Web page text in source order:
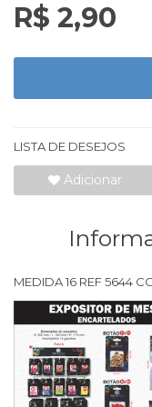
R$ 2,90
LISTA DE DESEJOS
Adicionar
MEDIDA 16 REF 5644